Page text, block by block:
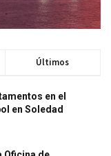
Últimos
en el
en Soledad